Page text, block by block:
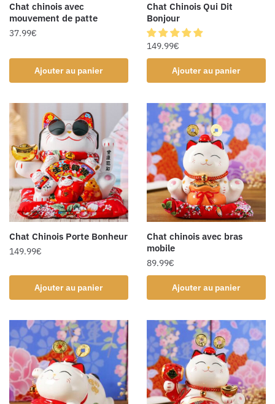
Chat chinois avec
mouvement de patte
37.99€
Ajouter au panier
Chat Chinois Qui Dit
Bonjour
149.99€
Ajouter au panier
Chat Chinois Porte Bonheur
149.99€
Ajouter au panier
Chat chinois avec bras
mobile
89.99€
Ajouter au panier